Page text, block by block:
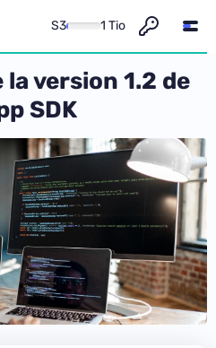
S3 1 Tio
version 1.2 de
SDK